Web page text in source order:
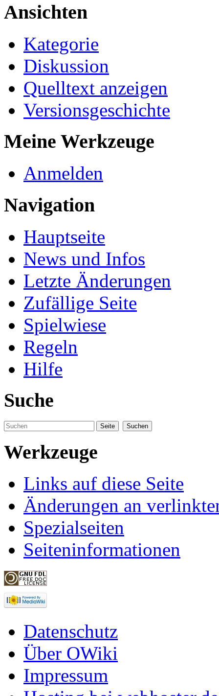
Ansichten
Kategorie
Diskussion
Quelltext anzeigen
Versionsgeschichte
Meine Werkzeuge
Anmelden
Navigation
Hauptseite
News und Infos
Letzte Änderungen
Zufällige Seite
Spielwiese
Regeln
Hilfe
Suche
Werkzeuge
Links auf diese Seite
Änderungen an
Spezialseiten
Seiteninformationen
Datenschutz
Über OWiki
Impressum